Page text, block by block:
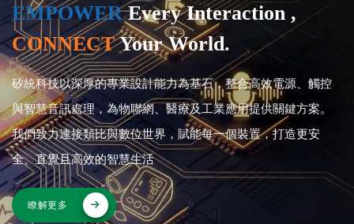
EMPOWEREvery Interaction ,
CONNECTYour World.
矽統科技以深厚的專業設計能力為基石，整合高效電源、觸控
與智慧音訊處理，為物聯網、醫療及工業應用提供關鍵方案。
我們致力連接類比與數位世界，賦能每一個裝置，打造更安
全、直覺且高效的智慧生活
瞭解更多